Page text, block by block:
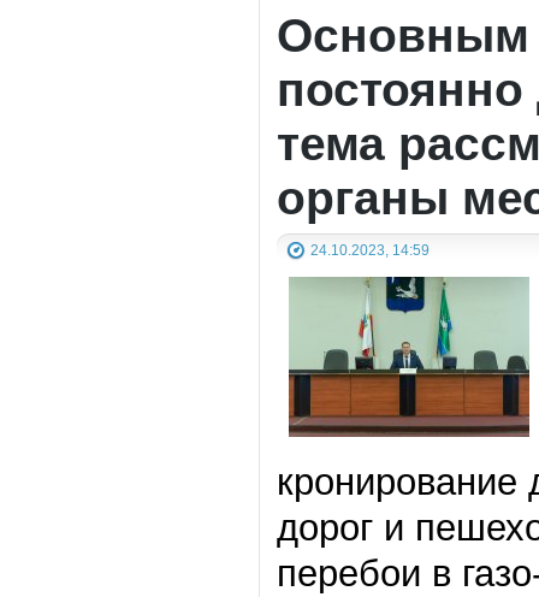
Основным
тема
органы
24.10.2023, 14:59
кронирование
дорог и
перебои в